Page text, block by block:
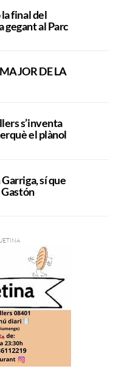
final del
gegant al Parc
DE LA
s’inventa
el plànol
sí que
Gastón